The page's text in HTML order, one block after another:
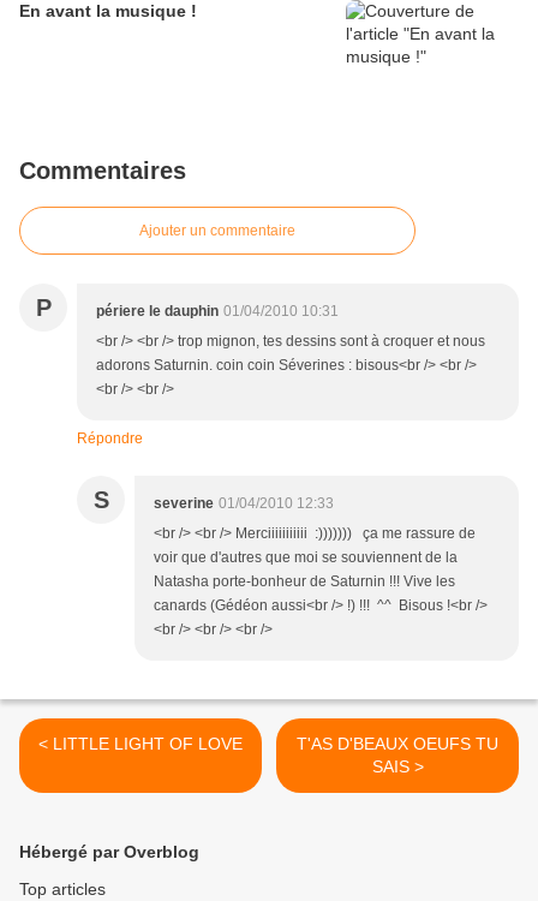
En avant la musique !
Commentaires
Ajouter un commentaire
P périere le dauphin 01/04/2010 10:31
<br /> <br /> trop mignon, tes dessins sont à croquer et nous
adorons Saturnin. coin coin Séverines : bisous<br /> <br />
<br /> <br />
Répondre
S severine 01/04/2010 12:33
<br /> <br /> Merciiiiiiiiiii :))))))) ça me rassure de
voir que d'autres que moi se souviennent de la
Natasha porte-bonheur de Saturnin !!! Vive les
canards (Gédéon aussi<br /> !) !!! ^^ Bisous !<br />
<br /> <br /> <br />
< LITTLE LIGHT OF LOVE
T'AS D'BEAUX OEUFS TU
SAIS >
Hébergé par Overblog
Top articles